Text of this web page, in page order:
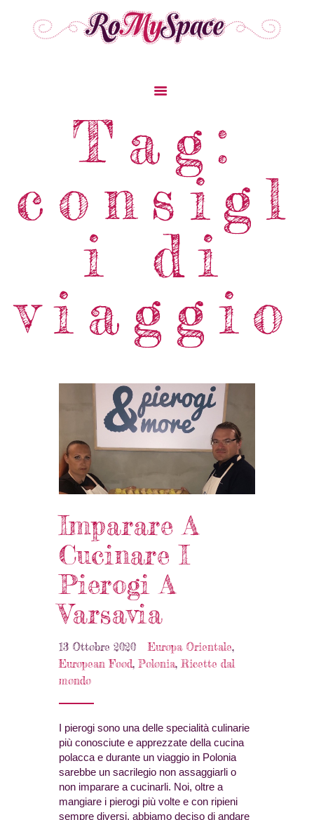
Tag:
consigl
i di
viaggio
Storie Di Viaggio
Cibo Dal Mondo
News & Tips
Chi Siamo
Contatti
Imparare A
Cucinare I
Pierogi A
Varsavia
13 Ottobre 2020 Europa Orientale,
European Food, Polonia,Ricette dal
mondo
I pierogi sono una delle specialità culinarie
più conosciute e apprezzate della cucina
polacca e durante un viaggio in Polonia
sarebbe un sacrilegio non assaggiarli o
non imparare a cucinarli. Noi, oltre a
mangiare i pierogi più volte e con ripieni
sempre diversi, abbiamo deciso di andare